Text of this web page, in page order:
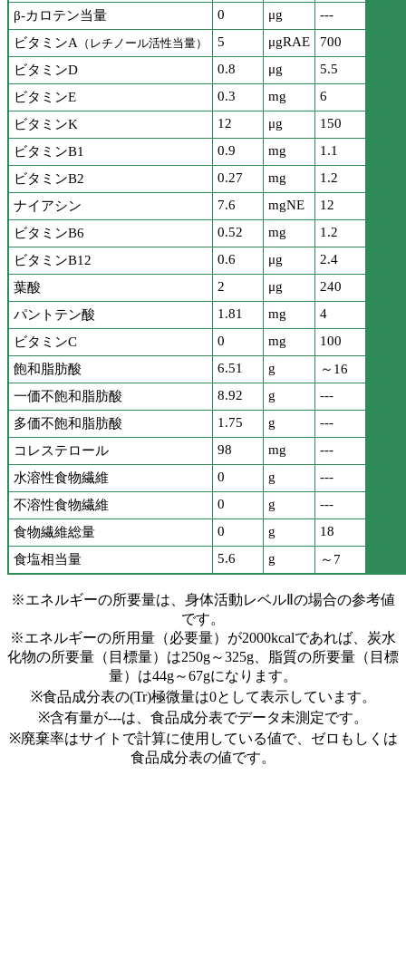
β-カロテン当量
0 μg
---
ビタミンA （レチノール活性当量） 5 μgRAE
700
ビタミンD
0.8 μg
5.5
ビタミンE
0.3 mg
6
ビタミンK
12 μg
150
ビタミンB1
0.9 mg
1.1
ビタミンB2
0.27 mg
1.2
ナイアシン
7.6 mgNE
12
ビタミンB6
0.52 mg
1.2
ビタミンB12
0.6 μg
2.4
葉酸
2 μg
240
パントテン酸
1.81 mg
4
ビタミンC
0 mg
100
飽和脂肪酸
6.51 g
～16
一価不飽和脂肪酸
8.92 g
---
多価不飽和脂肪酸
1.75 g
---
コレステロール
98 mg
---
水溶性食物繊維
0 g
---
不溶性食物繊維
0 g
---
食物繊維総量
0 g
18
食塩相当量
5.6 g ～7
※エネルギーの所要量は、身体活動レベルⅡの場合の参考値
です。
※エネルギーの所用量（必要量）が2000kcalであれば、炭水
化物の所要量（目標量）は250g～325g、脂質の所要量（目標
量）は44g～67gになります。
※食品成分表の(Tr)極微量は0として表示しています。
※含有量が---は、食品成分表でデータ未測定です。
※廃棄率はサイトで計算に使用している値で、ゼロもしくは
食品成分表の値です。